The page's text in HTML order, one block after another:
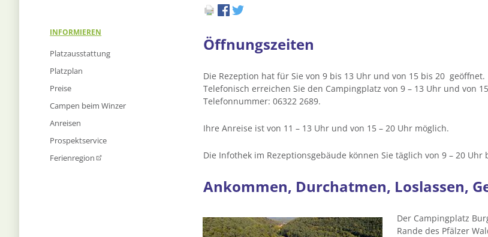
Navigation
INFORMIEREN
Platzausstattung
Platzplan
Preise
Campen beim Winzer
Anreisen
Prospektservice
Ferienregion
Öffnungszeiten
Die Rezeption hat für Sie von 9 bis 13 Uhr und von 15 bis 20 geöffnet.
Telefonisch erreichen Sie den Campingplatz von 9 – 13 Uhr und von
Telefonnummer: 06322 2689.
Ihre Anreise ist von 11 – 13 Uhr und von 15 – 20 Uhr möglich.
Die Infothek im Rezeptionsgebäude können Sie täglich von 9 – 20 Uhr
Ankommen, Durchatmen, Loslassen,
Der Campingplatz
Rande des Pfälzer